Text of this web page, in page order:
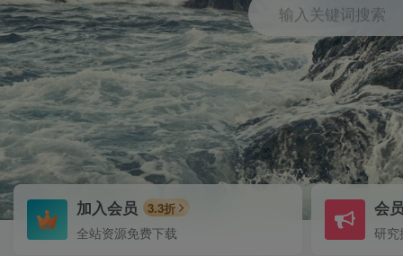
输入关键词搜索
加入会员 3.3折
全站资源免费下载
会
研究